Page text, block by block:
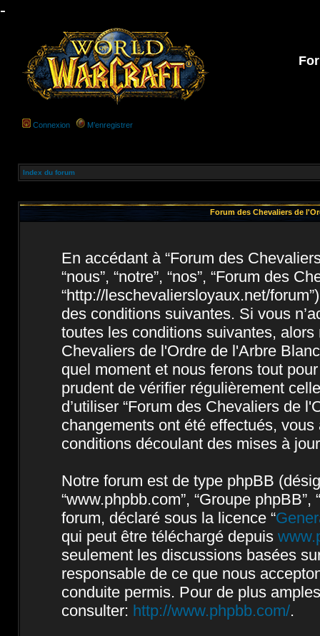
-
Connexion M’enregistrer
Index du forum
Forum des Chevaliers de
En accédant à “Forum des
“nous”, “notre”, “nos”, “Forum des
“http://leschevaliersloyaux.net/
des conditions suivantes. Si vous
toutes les conditions suivantes, alors
Chevaliers de l'Ordre de l'Arbre
quel moment et nous ferons tout
prudent de vérifier régulièrement
d’utiliser “Forum des Chevaliers de
changements ont été effectués,
conditions découlant des mises à
Notre forum est de type phpBB
“www.phpbb.com”, “Groupe
forum, déclaré sous la licence “
qui peut être téléchargé depuis
seulement les discussions basées
responsable de ce que nous
conduite permis. Pour de plus
consulter: http://www.phpbb.com/.